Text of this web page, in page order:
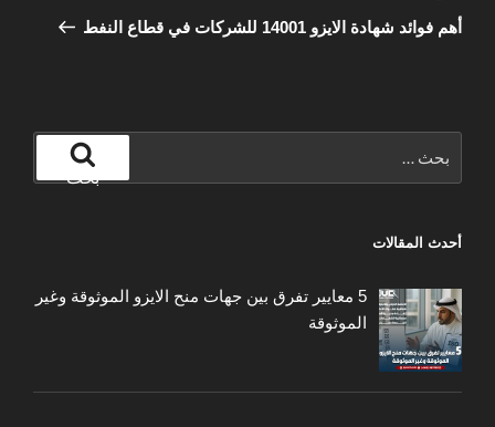
التالية
أهم فوائد شهادة الايزو 14001 للشركات في قطاع النفط
عن:
بحث
أحدث المقالات
5 معايير تفرق بين جهات منح الايزو الموثوقة وغير
الموثوقة